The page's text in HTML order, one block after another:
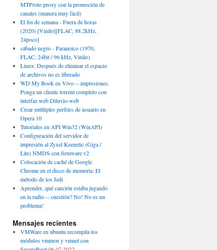
MTProto proxy con la promoción de
canales (manera muy fácil)
El fin de semana - Fuera de horas
(2020) [Vinilo][FLAC, 88.2kHz,
24poco]
sábado negro - Paranoico (1970,
FLAC, 24bit / 96 kHz, Vinilo)
Linux: Después de eliminar el espacio
de archivos no es liberado
WD My Book en Vivo -- impresiones.
Ponga un cliente torrent completo con
interfaz web Diluvio-web
Crear múltiples perfiles de usuario en
Opera 10
Tutoriales en API Win32 (WinAPI)
Configuración del servidor de
impresión al Zyxel Keenetic (Giga /
Lite) NMDS con firmware v2
Colocación de caché de Google
Chrome en el disco de memoria: El
método de los Jedi
Aprender, qué canción estaba jugando
en la radio -- cuestión? No! No es un
problema!
Mensajes recientes
VMWare en ubuntu recompila los
módulos vmmon y vmnet con